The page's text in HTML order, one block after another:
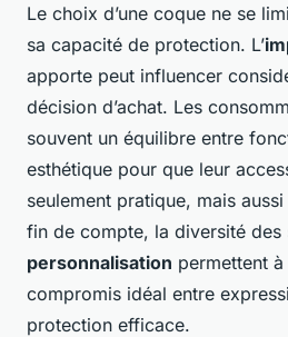
Le choix d’une coque ne se
sa capacité de protection. L’
apporte peut influencer
décision d’achat. Les
souvent un équilibre entre
esthétique pour que leur
seulement pratique, mais
fin de compte, la diversité des
personnalisation permettent
compromis idéal entre
protection efficace.